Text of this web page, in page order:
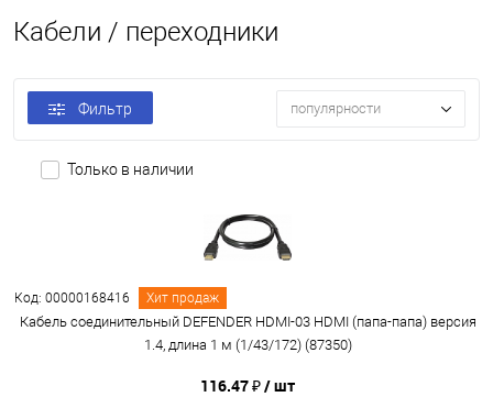
Кабели / переходники
Фильтр популярности
Только в наличии
Код: 00000168416 Хит продаж
Кабель соединительный DEFENDER HDMI-03 HDMI (папа-папа) версия
1.4, длина 1 м (1/43/172) (87350)
116.47 ₽/ шт